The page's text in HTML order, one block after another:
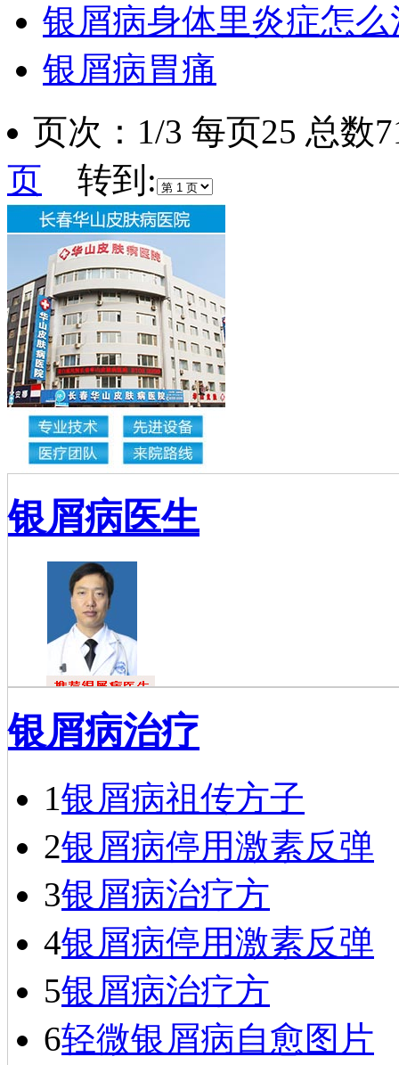
银屑病身体里炎症怎么
银屑病胃痛
页次：1/3 每页25 总
页 转到:
银屑病医生
杜福龙
杜福龙，主任
医师，银屑病资深
毕业于…
[详细]
银屑病治疗
1银屑病祖传方子
2银屑病停用激素反弹
3银屑病治疗方
4银屑病停用激素反弹
5银屑病治疗方
6轻微银屑病自愈图片